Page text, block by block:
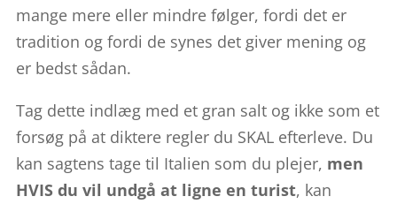
mange mere eller mindre følger, fordi det er
tradition og fordi de synes det giver mening og
er bedst sådan.
Tag dette indlæg med et gran salt og ikke som et
forsøg på at diktere regler du SKAL efterleve. Du
kan sagtens tage til Italien som du plejer, men
HVIS du vil undgå at ligne en turist, kan